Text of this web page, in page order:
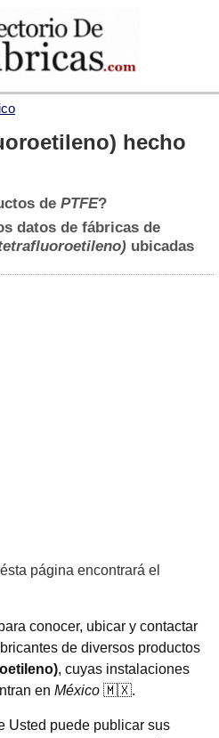
hecho
de PTFE?
datos de fábricas de
ubicadas
página encontrará el
conocer, ubicar y contactar
de diversos productos
, cuyas instalaciones
en México 🇲🇽.
Usted puede publicar sus